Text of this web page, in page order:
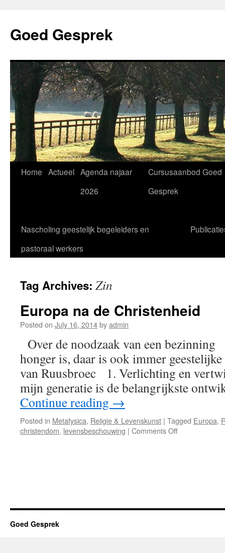
content
Goed Gesprek
Home Actueel Agenda najaar
2026
Cursusaanbod Goed
Gesprek
Nascholing geestelijk begeleiders en
pastoraal werkers
Tag Archives: Zin
Europa na de Christenheid
Posted on July 16, 2014byadmin
Over de noodzaak van een
honger is, daar is ook immer
van Ruusbroec 1. Verlichting en
mijn generatie is de belangrijkste
Continue reading →
Posted in Metafysica, Religie & Levenskunst | Tagged Europa,
christendom, levensbeschouwing | Comments Offon
Goed Gesprek